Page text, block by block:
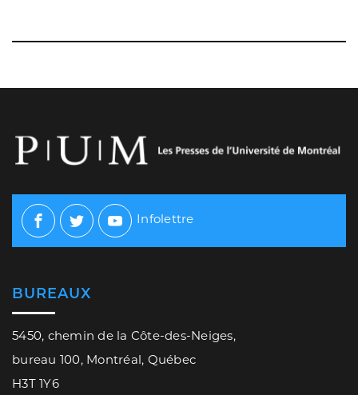
Facebook
TwitterYoutube
Infolettre
BUREAUX
5450, chemin de la Côte-des-Neiges,
bureau 100, Montréal, Québec
H3T 1Y6